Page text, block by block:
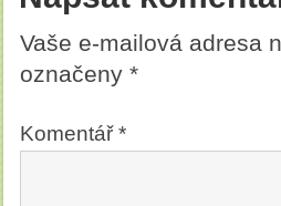
Vaše e-mailová adresa
označeny *
Komentář*